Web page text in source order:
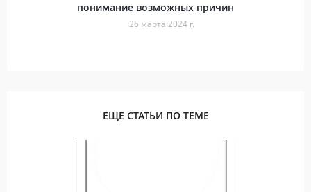
понимание возможных причин
26 марта 2024 г.
ЕЩЕ СТАТЬИ ПО ТЕМЕ